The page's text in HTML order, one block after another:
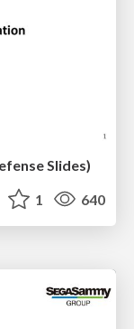
Slides)
1 640